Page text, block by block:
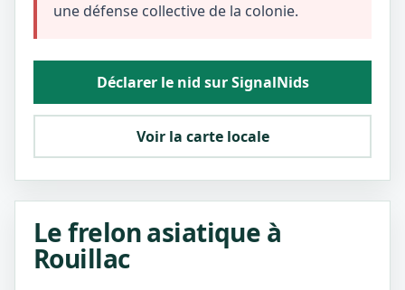
une défense collective de la colonie.
Déclarer le nid sur SignalNids
Voir la carte locale
Le frelon asiatique à
Rouillac